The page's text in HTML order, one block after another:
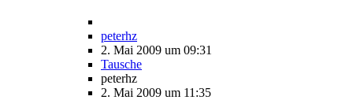
peterhz
2. Mai 2009 um 09:31
Tausche
peterhz
2. Mai 2009 um 11:35